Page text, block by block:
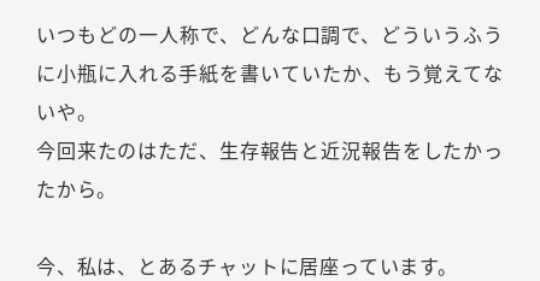
いつもどの一人称で、どんな口調で、どういうふう
に小瓶に入れる手紙を書いていたか、もう覚えてな
いや。
今回来たのはただ、生存報告と近況報告をしたかっ
たから。
今、私は、とあるチャットに居座っています。